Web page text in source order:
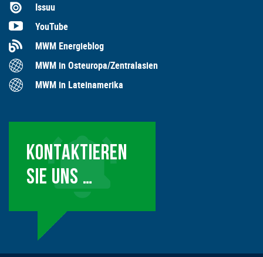
Issuu
YouTube
MWM Energieblog
MWM in Osteuropa/Zentralasien
MWM in Lateinamerika
KONTAKTIEREN
SIE UNS …